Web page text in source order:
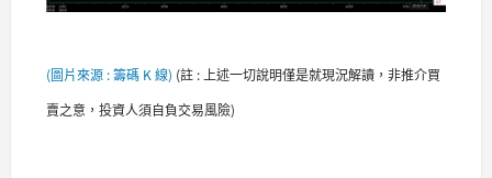
(圖片來源 : 籌碼 K 線) (註 : 上述一切說明僅是就現況解讀，非推介買
賣之意，投資人須自負交易風險)